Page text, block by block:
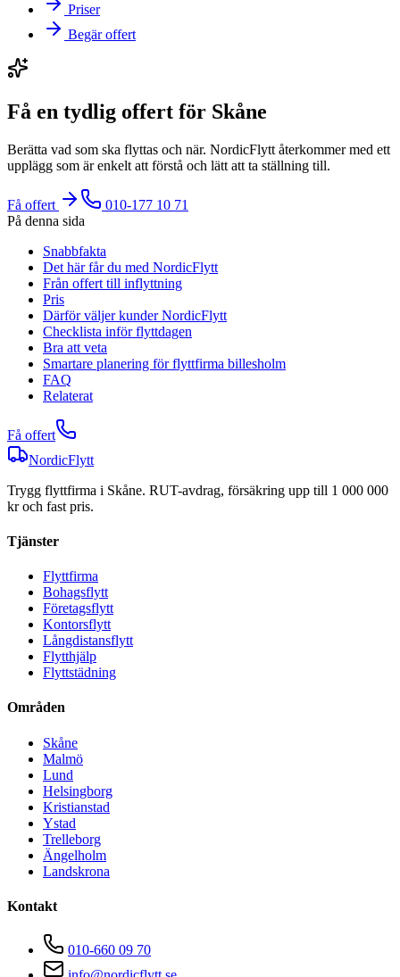
Priser
Begär offert
Få en tydlig offert för Skåne
Berätta vad som ska flyttas och när. NordicFlytt återkommer med ett
upplägg som är enkelt att förstå och lätt att ta ställning till.
Få offert
010-177 10 71
På denna sida
Snabbfakta
Det här får du med NordicFlytt
Från offert till inflyttning
Pris
Därför väljer kunder NordicFlytt
Checklista inför flyttdagen
Bra att veta
Smartare planering för flyttfirma billesholm
FAQ
Relaterat
Få offert
NordicFlytt
Trygg flyttfirma i Skåne. RUT-avdrag, försäkring upp till 1 000 000
kr och fast pris.
Tjänster
Flyttfirma
Bohagsflytt
Företagsflytt
Kontorsflytt
Långdistansflytt
Flytthjälp
Flyttstädning
Områden
Skåne
Malmö
Lund
Helsingborg
Kristianstad
Ystad
Trelleborg
Ängelholm
Landskrona
Kontakt
010-660 09 70